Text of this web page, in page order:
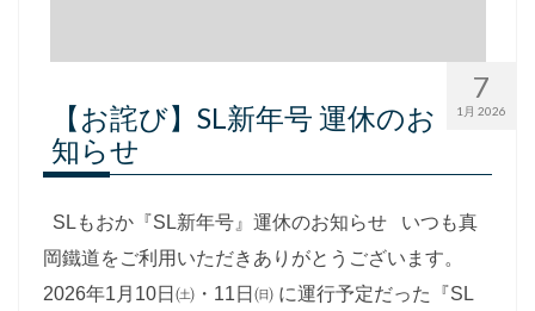
7
1月 2026
【お詫び】SL新年号 運休のお
知らせ
SLもおか『SL新年号』運休のお知らせ いつも真
岡鐵道をご利用いただきありがとうございます。
2026年1月10日㈯・11日㈰ に運行予定だった『SL